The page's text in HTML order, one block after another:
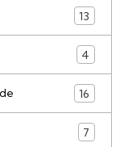
13
4
16
7